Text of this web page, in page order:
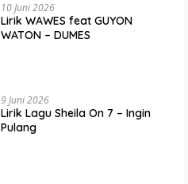
10 Juni 2026
Lirik WAWES feat GUYON
WATON – DUMES
9 Juni 2026
Lirik Lagu Sheila On 7 – Ingin
Pulang